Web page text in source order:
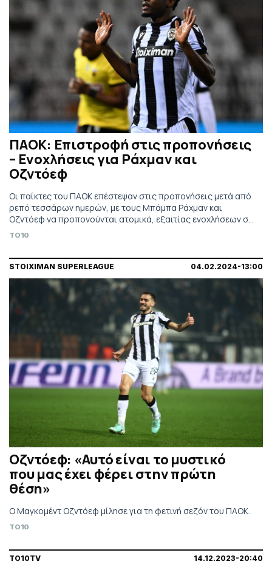
ΠΑΟΚ: Επιστροφή στις προπονήσεις
– Ενοχλήσεις για Ράχμαν και
Οζντόεφ
Οι παίκτες του ΠΑΟΚ επέστεψαν στις προπονήσεις μετά από
ρεπό τεσσάρων ημερών, με τους Μπάμπα Ράχμαν και
Οζντόεφ να προπονούνται ατομικά, εξαιτίας ενοχλήσεων σε
δικέφαλο και τετρακέφαλο αντίστοιχα.
TO10
STOIXIMAN SUPERLEAGUE 04.02.2024-13:00
Οζντόεφ: «Αυτό είναι το μυστικό
που μας έχει φέρει στην πρώτη
θέση»
Ο Μαγκομέντ Οζντόεφ μίλησε για τη φετινή σεζόν του ΠΑΟΚ.
TO10
TO10TV 14.12.2023-20:40